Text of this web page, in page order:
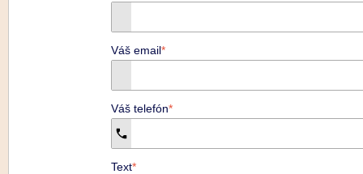
Váš email*
Váš telefón*
Text*